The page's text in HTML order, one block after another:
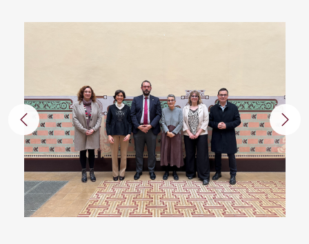
Anterior